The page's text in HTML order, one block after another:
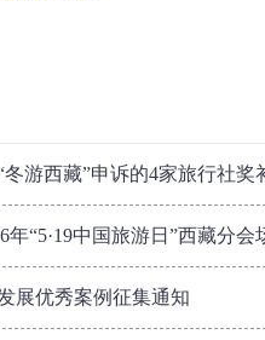
冬游西藏”申诉的4家旅行社奖
年“5·19中国旅游日”西藏分
展优秀案例征集通知